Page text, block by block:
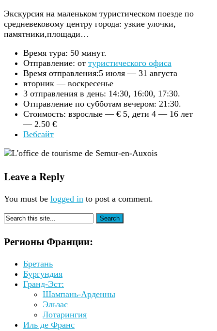
Экскурсия на маленьком туристическом поезде по
средневековому центру города: узкие улочки,
памятники,площади…
Время тура: 50 минут.
Отправление: от туристического офиса
Время отправления:5 июля — 31 августа
вторник — воскресенье
3 отправления в день: 14:30, 16:00, 17:30.
Отправление по субботам вечером: 21:30.
Стоимость: взрослые — € 5, дети 4 — 16 лет
— 2.50 €
Вебсайт
Leave a Reply
You must be logged in to post a comment.
Регионы Франции:
Бретань
Бургундия
Гранд-Эст:
Шампань-Арденны
Эльзас
Лотарингия
Иль де Франс